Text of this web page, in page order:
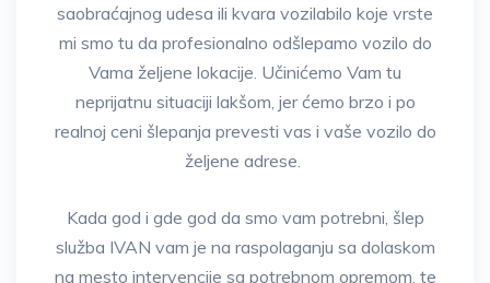
saobraćajnog udesa ili kvara vozilabilo koje vrste
mi smo tu da profesionalno odšlepamo vozilo do
Vama željene lokacije. Učinićemo Vam tu
neprijatnu situaciji lakšom, jer ćemo brzo i po
realnoj ceni šlepanja prevesti vas i vaše vozilo do
željene adrese.
Kada god i gde god da smo vam potrebni, šlep
služba IVAN vam je na raspolaganju sa dolaskom
na mesto intervencije sa potrebnom opremom, te